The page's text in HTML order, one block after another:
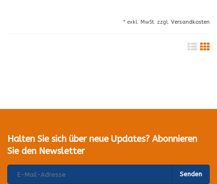
* exkl. MwSt. zzgl. Versandkosten
Halten Sie sich über neue Updates? Abonnieren
Sie den Newsletter
Senden